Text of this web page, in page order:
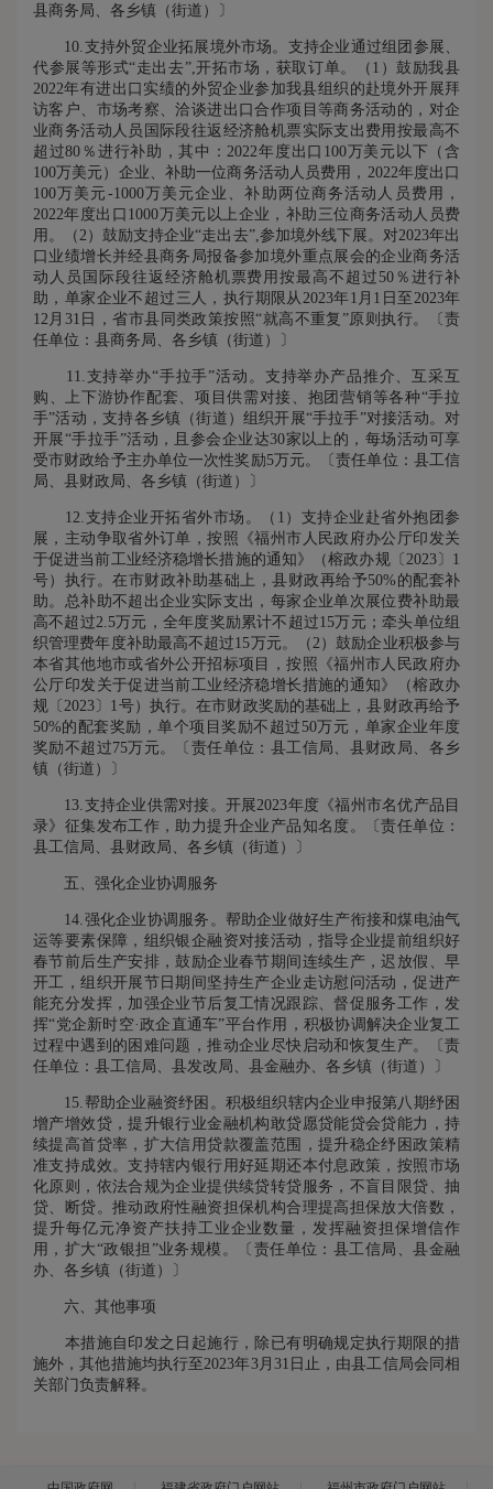
县商务局、各乡镇（街道）〕
10.支持外贸企业拓展境外市场。支持企业通过组团参展、
代参展等形式“走出去”,开拓市场，获取订单。（1）鼓励我县
2022年有进出口实绩的外贸企业参加我县组织的赴境外开展拜
访客户、市场考察、洽谈进出口合作项目等商务活动的，对企
业商务活动人员国际段往返经济舱机票实际支出费用按最高不
超过80％进行补助，其中：2022年度出口100万美元以下（含
100万美元）企业、补助一位商务活动人员费用，2022年度出口
100万美元-1000万美元企业、补助两位商务活动人员费用，
2022年度出口1000万美元以上企业，补助三位商务活动人员费
用。（2）鼓励支持企业“走出去”,参加境外线下展。对2023年出
口业绩增长并经县商务局报备参加境外重点展会的企业商务活
动人员国际段往返经济舱机票费用按最高不超过50％进行补
助，单家企业不超过三人，执行期限从2023年1月1日至2023年
12月31日，省市县同类政策按照“就高不重复”原则执行。〔责
任单位：县商务局、各乡镇（街道）〕
11.支持举办“手拉手”活动。支持举办产品推介、互采互
购、上下游协作配套、项目供需对接、抱团营销等各种“手拉
手”活动，支持各乡镇（街道）组织开展“手拉手”对接活动。对
开展“手拉手”活动，且参会企业达30家以上的，每场活动可享
受市财政给予主办单位一次性奖励5万元。〔责任单位：县工信
局、县财政局、各乡镇（街道）〕
12.支持企业开拓省外市场。（1）支持企业赴省外抱团参
展，主动争取省外订单，按照《福州市人民政府办公厅印发关
于促进当前工业经济稳增长措施的通知》（榕政办规〔2023〕1
号）执行。在市财政补助基础上，县财政再给予50%的配套补
助。总补助不超出企业实际支出，每家企业单次展位费补助最
高不超过2.5万元，全年度奖励累计不超过15万元；牵头单位组
织管理费年度补助最高不超过15万元。（2）鼓励企业积极参与
本省其他地市或省外公开招标项目，按照《福州市人民政府办
公厅印发关于促进当前工业经济稳增长措施的通知》（榕政办
规〔2023〕1号）执行。在市财政奖励的基础上，县财政再给予
50%的配套奖励，单个项目奖励不超过50万元，单家企业年度
奖励不超过75万元。〔责任单位：县工信局、县财政局、各乡
镇（街道）〕
13.支持企业供需对接。开展2023年度《福州市名优产品目
录》征集发布工作，助力提升企业产品知名度。〔责任单位：
县工信局、县财政局、各乡镇（街道）〕
五、强化企业协调服务
14.强化企业协调服务。帮助企业做好生产衔接和煤电油气
运等要素保障，组织银企融资对接活动，指导企业提前组织好
春节前后生产安排，鼓励企业春节期间连续生产，迟放假、早
开工，组织开展节日期间坚持生产企业走访慰问活动，促进产
能充分发挥，加强企业节后复工情况跟踪、督促服务工作，发
挥“党企新时空·政企直通车”平台作用，积极协调解决企业复工
过程中遇到的困难问题，推动企业尽快启动和恢复生产。〔责
任单位：县工信局、县发改局、县金融办、各乡镇（街道）〕
15.帮助企业融资纾困。积极组织辖内企业申报第八期纾困
增产增效贷，提升银行业金融机构敢贷愿贷能贷会贷能力，持
续提高首贷率，扩大信用贷款覆盖范围，提升稳企纾困政策精
准支持成效。支持辖内银行用好延期还本付息政策，按照市场
化原则，依法合规为企业提供续贷转贷服务，不盲目限贷、抽
贷、断贷。推动政府性融资担保机构合理提高担保放大倍数，
提升每亿元净资产扶持工业企业数量，发挥融资担保增信作
用，扩大“政银担”业务规模。〔责任单位：县工信局、县金融
办、各乡镇（街道）〕
六、其他事项
本措施自印发之日起施行，除已有明确规定执行期限的措
施外，其他措施均执行至2023年3月31日止，由县工信局会同相
关部门负责解释。